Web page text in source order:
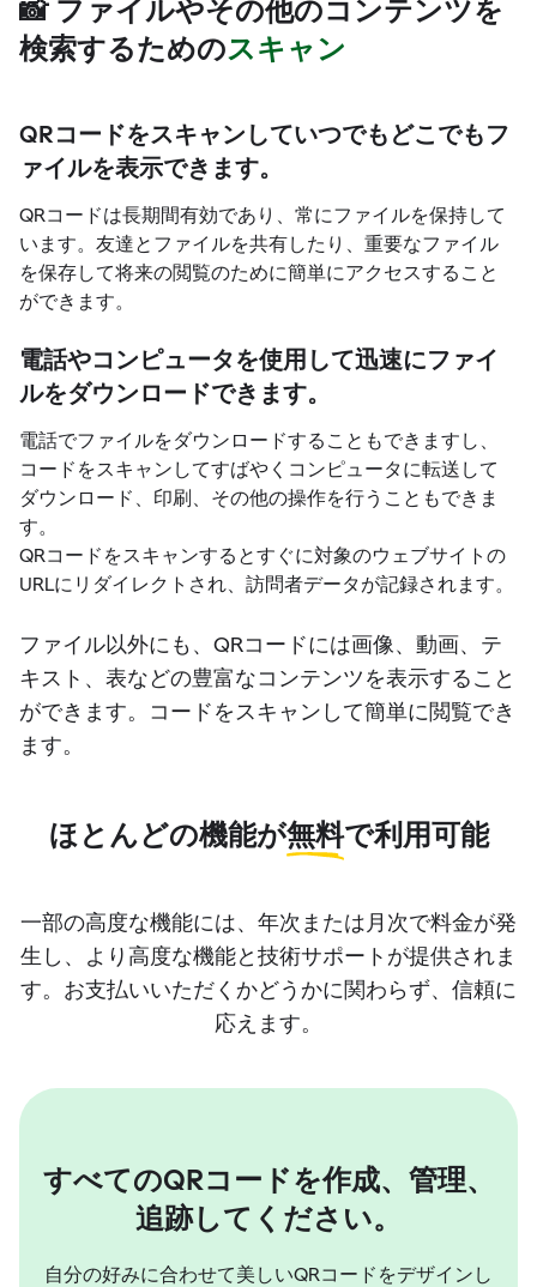
📸 ファイルやその他のコンテンツを
検索するためのスキャン
QRコードをスキャンしていつでもどこでもフ
ァイルを表示できます。
QRコードは長期間有効であり、常にファイルを保持して
います。友達とファイルを共有したり、重要なファイル
を保存して将来の閲覧のために簡単にアクセスすること
ができます。
電話やコンピュータを使用して迅速にファイ
ルをダウンロードできます。
電話でファイルをダウンロードすることもできますし、
コードをスキャンしてすばやくコンピュータに転送して
ダウンロード、印刷、その他の操作を行うこともできま
す。
QRコードをスキャンするとすぐに対象のウェブサイトの
URLにリダイレクトされ、訪問者データが記録されます。
ファイル以外にも、QRコードには画像、動画、テ
キスト、表などの豊富なコンテンツを表示すること
ができます。コードをスキャンして簡単に閲覧でき
ます。
ほとんどの機能が無料で利用可能
一部の高度な機能には、年次または月次で料金が発
生し、より高度な機能と技術サポートが提供されま
す。お支払いいただくかどうかに関わらず、信頼に
応えます。
すべてのQRコードを作成、管理、
追跡してください。
自分の好みに合わせて美しいQRコードをデザインし